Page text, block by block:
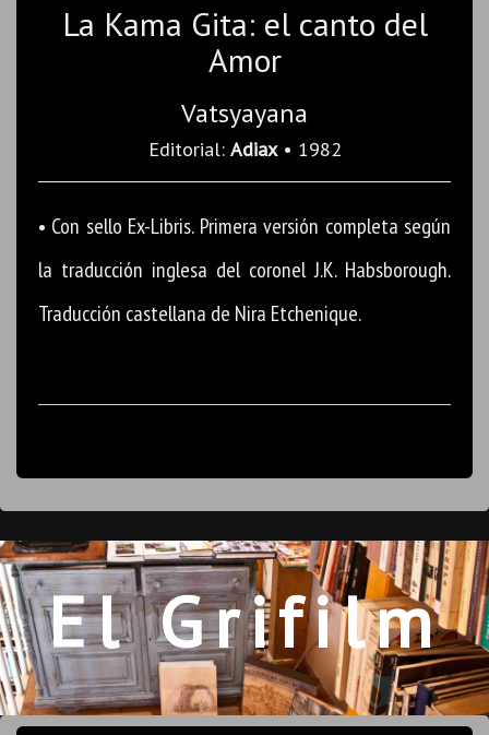
La Kama Gita: el canto del
Amor
Vatsyayana
Editorial: Adiax• 1982
• Con sello Ex-Libris. Primera versión completa según
la traducción inglesa del coronel J.K. Habsborough.
Traducción castellana de Nira Etchenique.
El Grifilm